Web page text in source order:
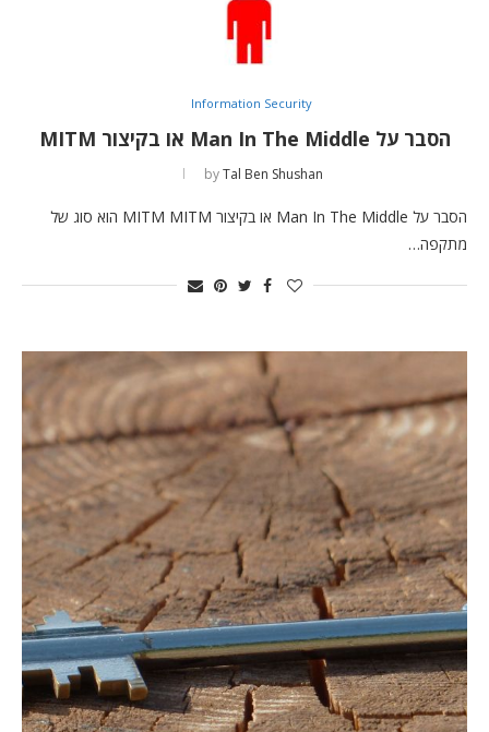
Information Security
הסבר על Man In The Middle או בקיצור MITM
byTal Ben Shushan
הסבר על Man In The Middle או בקיצור MITM MITM הוא סוג של
מתקפה…